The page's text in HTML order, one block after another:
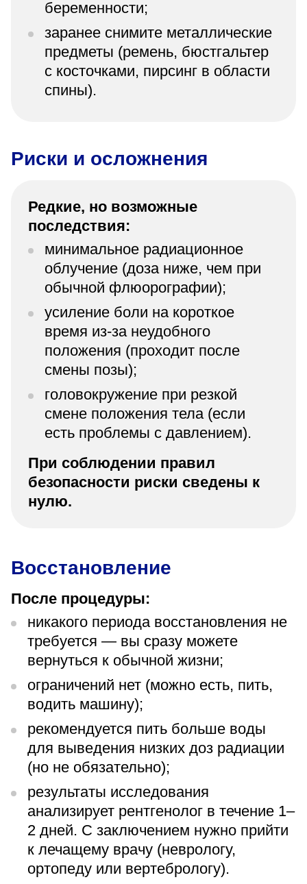
беременности;
заранее снимите металлические
предметы (ремень, бюстгальтер
с косточками, пирсинг в области
спины).
Риски и осложнения
Редкие, но возможные
последствия:
минимальное радиационное
облучение (доза ниже, чем при
обычной флюорографии);
усиление боли на короткое
время из-за неудобного
положения (проходит после
смены позы);
головокружение при резкой
смене положения тела (если
есть проблемы с давлением).
При соблюдении правил
безопасности риски сведены к
нулю.
Восстановление
После процедуры:
никакого периода восстановления не
требуется — вы сразу можете
вернуться к обычной жизни;
ограничений нет (можно есть, пить,
водить машину);
рекомендуется пить больше воды
для выведения низких доз радиации
(но не обязательно);
результаты исследования
анализирует рентгенолог в течение 1–
2 дней. С заключением нужно прийти
к лечащему врачу (неврологу,
ортопеду или вертебрологу).